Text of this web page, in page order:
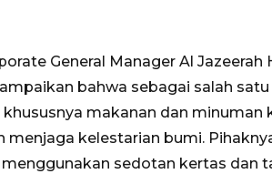
General Manager Al
bahwa sebagai salah
khususnya makanan dan minuman
kelestarian bumi.
sedotan kertas dan